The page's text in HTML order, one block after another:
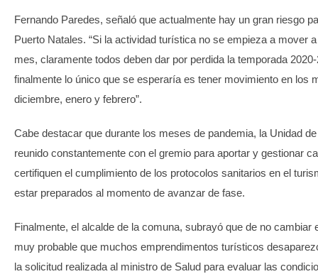
Fernando Paredes, señaló que actualmente hay un gran riesgo
Puerto Natales. “Si la actividad turística no se empieza a mover
mes, claramente todos deben dar por perdida la temporada
finalmente lo único que se esperaría es tener movimiento en los
diciembre, enero y febrero”.
Cabe destacar que durante los meses de pandemia, la Unidad
reunido constantemente con el gremio para aportar y gestionar
certifiquen el cumplimiento de los protocolos sanitarios en el
estar preparados al momento de avanzar de fase.
Finalmente, el alcalde de la comuna, subrayó que de no cambiar
muy probable que muchos emprendimentos turísticos
la solicitud realizada al ministro de Salud para evaluar las